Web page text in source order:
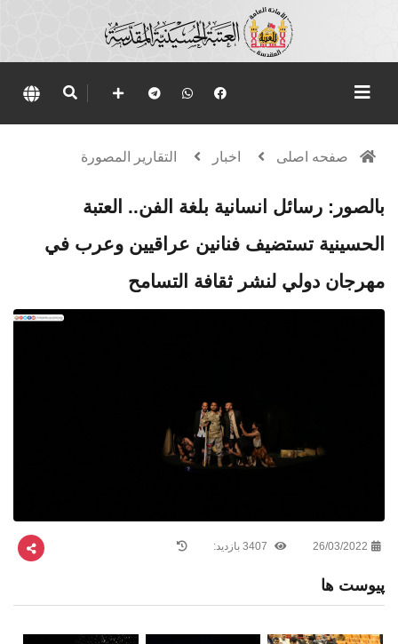
صفحه اصلی اخبار التقارير المصورة
بالصور: رسائل انسانية بلغة الفن.. العتبة
الحسينية تستضيف فنانين عراقيين وعرب في
مهرجان دولي لنشر ثقافة التسامح
26/03/2022
پیوست ها